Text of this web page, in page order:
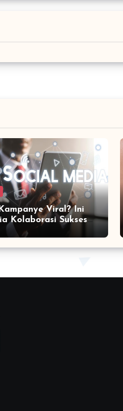
Viral? Ini
Kolaborasi Sukses
Social Media
Agency